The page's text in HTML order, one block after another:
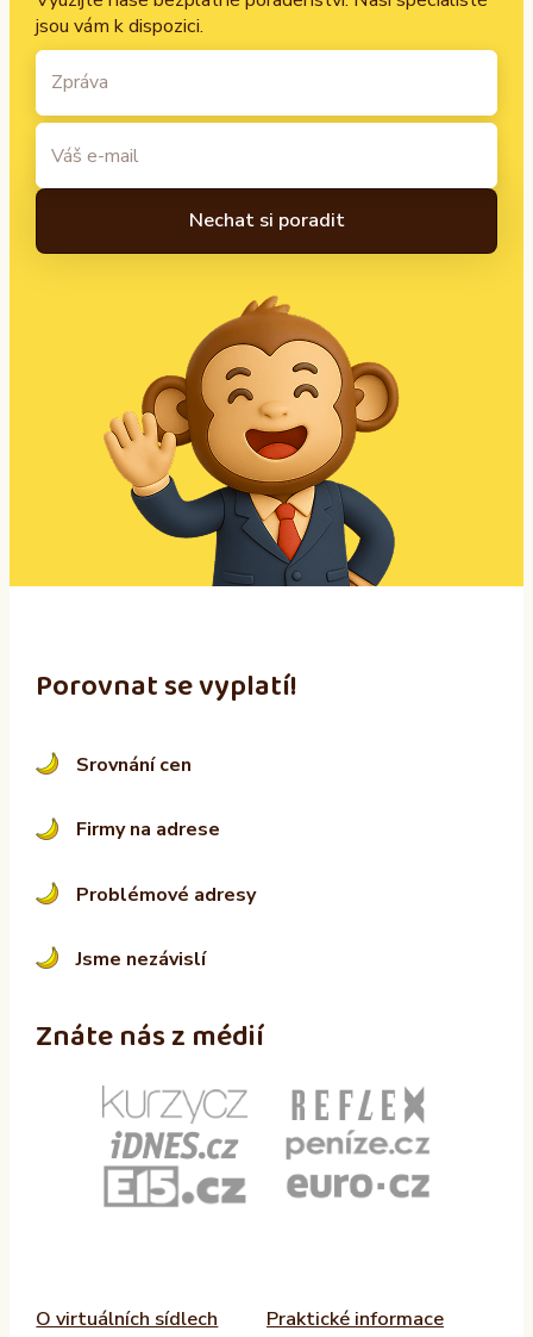
jsou vám k dispozici.
:
Porovnat se vyplatí!
Srovnání cen
Firmy na adrese
Problémové adresy
Jsme nezávislí
Znáte nás z médií
O virtuálních sídlech
Praktické informace